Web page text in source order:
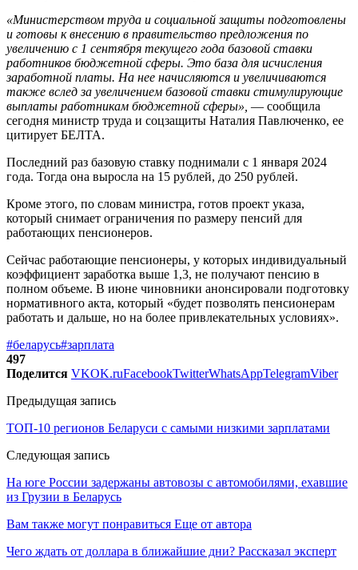
«Министерством труда и социальной защиты подготовлены
и готовы к внесению в правительство предложения по
увеличению с 1 сентября текущего года базовой ставки
работников бюджетной сферы. Это база для исчисления
заработной платы. На нее начисляются и увеличиваются
также вслед за увеличением базовой ставки стимулирующие
выплаты работникам бюджетной сферы», — сообщила
сегодня министр труда и соцзащиты Наталия Павлюченко, ее
цитирует БЕЛТА.
Последний раз базовую ставку поднимали с 1 января 2024
года. Тогда она выросла на 15 рублей, до 250 рублей.
Кроме этого, по словам министра, готов проект указа,
который снимает ограничения по размеру пенсий для
работающих пенсионеров.
Сейчас работающие пенсионеры, у которых индивидуальный
коэффициент заработка выше 1,3, не получают пенсию в
полном объеме. В июне чиновники анонсировали подготовку
нормативного акта, который «будет позволять пенсионерам
работать и дальше, но на более привлекательных условиях».
#беларусь#зарплата
497
Поделится VKOK.ruFacebookTwitterWhatsAppTelegramViber
Предыдущая запись
ТОП-10 регионов Беларуси с самыми низкими зарплатами
Следующая запись
На юге России задержаны автовозы с автомобилями, ехавшие
из Грузии в Беларусь
Вам также могут понравиться Еще от автора
Чего ждать от доллара в ближайшие дни? Рассказал эксперт